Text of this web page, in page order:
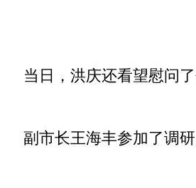
当日，洪庆还看望慰问了
副市长王海丰参加了调研